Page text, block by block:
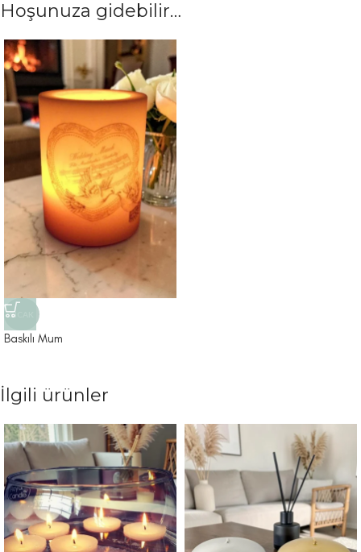
Hoşunuza gidebilir…
SICAK
Baskılı Mum
İlgili ürünler